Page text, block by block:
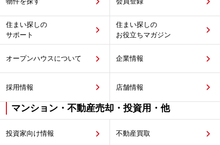
住まい探しの
サポート
住まい探しの
お役立ちマガジン
オープンハウスについて 企業情報
採用情報 店舗情報
マンション・不動産売却・投資用・他
投資家向け情報 不動産買取